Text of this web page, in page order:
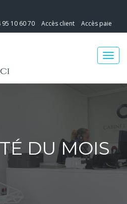
95 10 60 70 Accès client Accès paie
DU MOIS